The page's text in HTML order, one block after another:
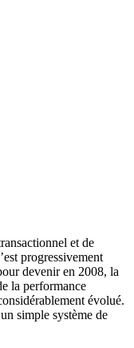
et de
progressivement
devenir en 2008, la
la performance
évolué.
simple système de